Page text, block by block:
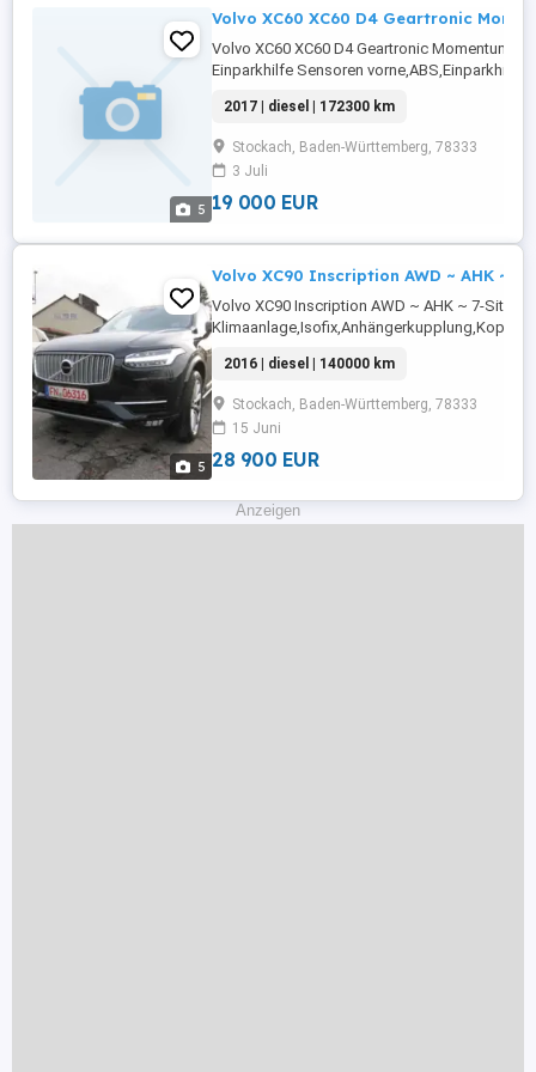
5
Volvo XC60 XC60 D4 Geartronic
Volvo XC60 XC60 D4 Geartronic
Einparkhilfe Sensoren vorne,ABS,Einparkhilfe
Fensterheber,LED-
2017 | diesel | 172300 km
Stockach, Baden-Württemberg, 78333
3 Juli
19 000 EUR
5
Volvo XC90 Inscription AWD ~ AHK ~ 7-
Volvo XC90 Inscription AWD ~ AHK ~ 7-Sitze
Rücksitzbank,Berganfahrassistent,Elektrische
Fensterheber,Einparkhilfe Sensoren
Automatik,Ambientebeleuchtung,Elektronische
2016 | diesel | 140000 km
Stockach, Baden-Württemberg, 78333
15 Juni
28 900 EUR
Anzeigen